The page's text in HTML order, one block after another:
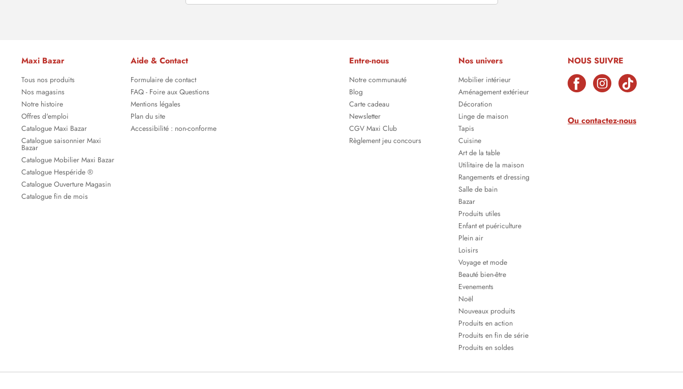
Maxi Bazar
Tous nos produits
Nos magasins
Notre histoire
Offres d'emploi
Catalogue Maxi Bazar
Catalogue saisonnier Maxi
Bazar
Catalogue Mobilier Maxi Bazar
Catalogue Hespéride ®
Catalogue Ouverture Magasin
Catalogue fin de mois
Aide & Contact
Formulaire de contact
FAQ - Foire aux Questions
Mentions légales
Plan du site
Accessibilité : non-conforme
Entre-nous
Notre communauté
Blog
Carte cadeau
Newsletter
CGV Maxi Club
Règlement jeu concours
Nos univers
Mobilier intérieur
Aménagement extérieur
Décoration
Linge de maison
Tapis
Cuisine
Art de la table
Utilitaire de la maison
Rangements et dressing
Salle de bain
Bazar
Produits utiles
Enfant et puériculture
Plein air
Loisirs
Voyage et mode
Beauté bien-être
Evenements
Noël
Nouveaux produits
Produits en action
Produits en fin de série
Produits en soldes
NOUS SUIVRE
Ou contactez-nous